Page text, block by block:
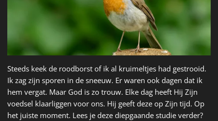
Steeds keek de roodborst of ik al kruimeltjes had gestrooid.
Ik zag zijn sporen in de sneeuw. Er waren ook dagen dat ik
hem vergat. Maar God is zo trouw. Elke dag heeft Hij Zijn
voedsel klaarliggen voor ons. Hij geeft deze op Zijn tijd. Op
het juiste moment. Lees je deze diepgaande studie verder?